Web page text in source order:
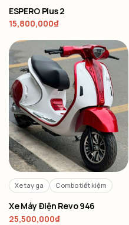
ESPERO Plus 2
15,800,000₫
Xe tay ga Combo tiết kiệm
Xe Máy Điện Revo 946
25,500,000₫